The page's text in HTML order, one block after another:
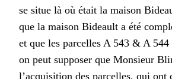
se situe là où était la maison
que la maison Bideault a été
et que les parcelles A 543 & A 544
on peut supposer que Monsieur
l’acquisition des parcelles, qui ont